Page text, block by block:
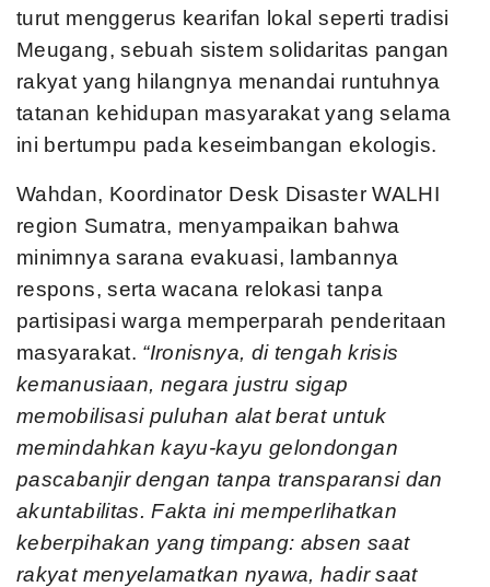
turut menggerus kearifan lokal seperti tradisi
Meugang, sebuah sistem solidaritas pangan
rakyat yang hilangnya menandai runtuhnya
tatanan kehidupan masyarakat yang selama
ini bertumpu pada keseimbangan ekologis.
Wahdan, Koordinator Desk Disaster WALHI
region Sumatra, menyampaikan bahwa
minimnya sarana evakuasi, lambannya
respons, serta wacana relokasi tanpa
partisipasi warga memperparah penderitaan
masyarakat. “Ironisnya, di tengah krisis
kemanusiaan, negara justru sigap
memobilisasi puluhan alat berat untuk
memindahkan kayu-kayu gelondongan
pascabanjir dengan tanpa transparansi dan
akuntabilitas. Fakta ini memperlihatkan
keberpihakan yang timpang: absen saat
rakyat menyelamatkan nyawa, hadir saat